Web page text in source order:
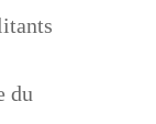
du